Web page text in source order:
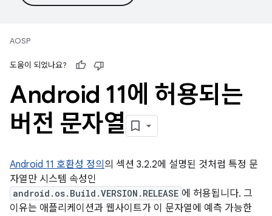
AOSP
도움이 되었나요?
Android 11에 허용되는
버전 문자열
Android 11 호환성 정의 의 섹션 3.2.2에 설명된 것처럼 특정 문
자열만 시스템 속성인
android.os.Build.VERSION.RELEASE 에 허용됩니다. 그
이유는 애플리케이션과 웹사이트가 이 문자열에 예측 가능한